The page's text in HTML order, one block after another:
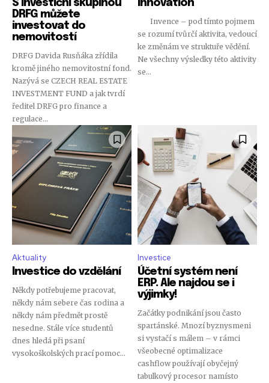
S investiční skupinou
DRFG můžete
investovat do
nemovitostí
DRFG Davida Rusňáka zřídila
kromě jiného nemovitostní fond.
Nazývá se CZECH REAL ESTATE
INVESTMENT FUND a jak tvrdí
ředitel DRFG pro finance a
regulace...
Innovation
Invence – pod tímto pojmem
se rozumí tvůrčí aktivita, vedoucí
ke změnám ve struktuře vědění.
Ne všechny výsledky této aktivity
se...
Aktuality
Investice do vzdělání
Někdy potřebujeme pracovat,
někdy nám sebere čas rodina a
někdy nám předmět prostě
nesedne. Stále více studentů
dnes hledá při psaní
vysokoškolských prací pomoc...
Investice
Účetní systém není
ERP. Ale najdou se i
výjimky!
Začátky podnikání jsou často
spartánské. Mnozí byznysmeni
si vystačí s málem – v rámci
všeobecné optimalizace
cashflow používají obyčejný
tabulkový procesor namísto